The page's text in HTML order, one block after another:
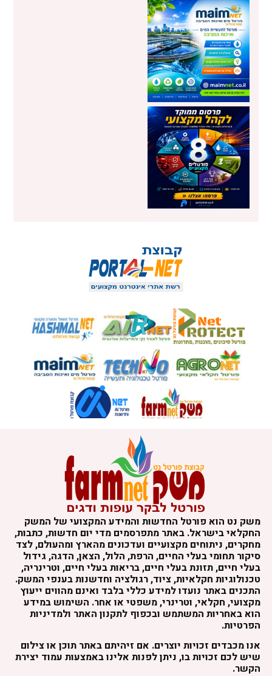
משק נט הוא פורטל החדשות והמידע המקצועי של המשק
החקלאי בישראל. באתר מתפרסמים מדי יום חדשות, כתבות,
מחקרים, ניתוחים מקצועיים ועדכונים מהארץ ומהעולם, לצד
סיקור תחומי בעלי החיים, הרפת, הלול, הצאן, הדגה, גידול
בעלי חיים, תזונת בעלי חיים, בריאות בעלי חיים, וטרינריה,
טכנולוגיות חקלאיות, ציוד, רגולציה וחדשנות בענפי המשק.
התכנים באתר נועדו למידע כללי בלבד ואינם מהווים ייעוץ
מקצועי, חקלאי, וטרינרי, משפטי או אחר. השימוש במידע
הוא באחריות המשתמש ובכפוף לתקנון האתר ולמדיניות
הפרטיות.
אנו מכבדים זכויות יוצרים. אם זיהיתם באתר תוכן או צילום
שיש לכם זכויות בו, ניתן לפנות אלינו באמצעות עמוד יצירת
הקשר.